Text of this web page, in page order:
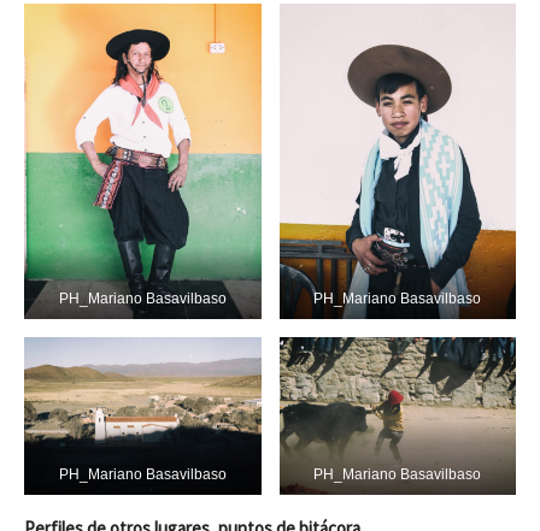
PH_Mariano Basavilbaso PH_Mariano Basavilbaso
PH_Mariano Basavilbaso PH_Mariano Basavilbaso